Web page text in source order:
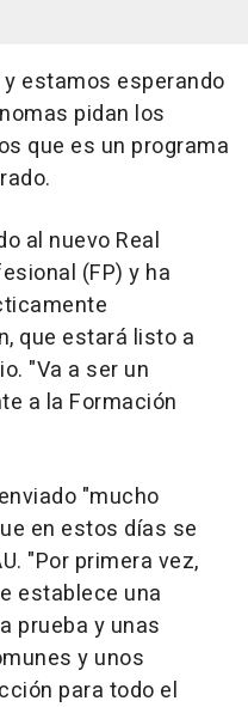
estamos esperando
pidan los
que es un programa
al nuevo Real
(FP) y ha
que estará listo a
"Va a ser un
a la Formación
"mucho
en estos días se
"Por primera vez,
establece una
prueba y unas
y unos
para todo el